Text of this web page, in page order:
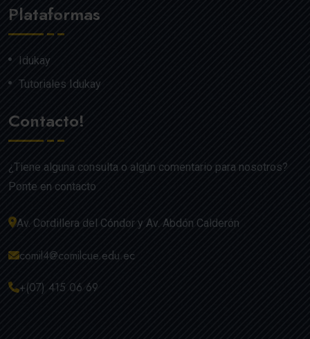
Plataformas
Idukay
Tutoriales Idukay
Contacto!
¿Tiene alguna consulta o algún comentario para nosotros?
Ponte en contacto
Av. Cordillera del Cóndor y Av. Abdón Calderón
comil4@comilcue.edu.ec
+(07) 415 06 69